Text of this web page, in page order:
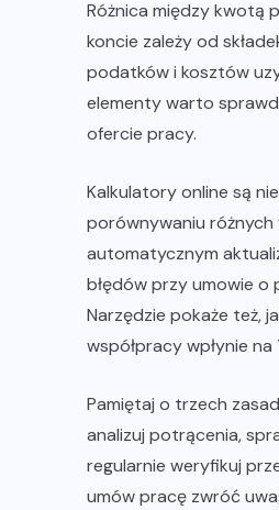
Różnica między kwotą
koncie zależy od
podatków i kosztów
elementy warto
ofercie pracy.
Kalkulatory online są
porównywaniu różnych
automatycznym
błędów przy umowie o
Narzędzie pokaże też,
współpracy wpłynie na
Pamiętaj o trzech
analizuj potrącenia,
regularnie weryfikuj
umów pracę zwróć